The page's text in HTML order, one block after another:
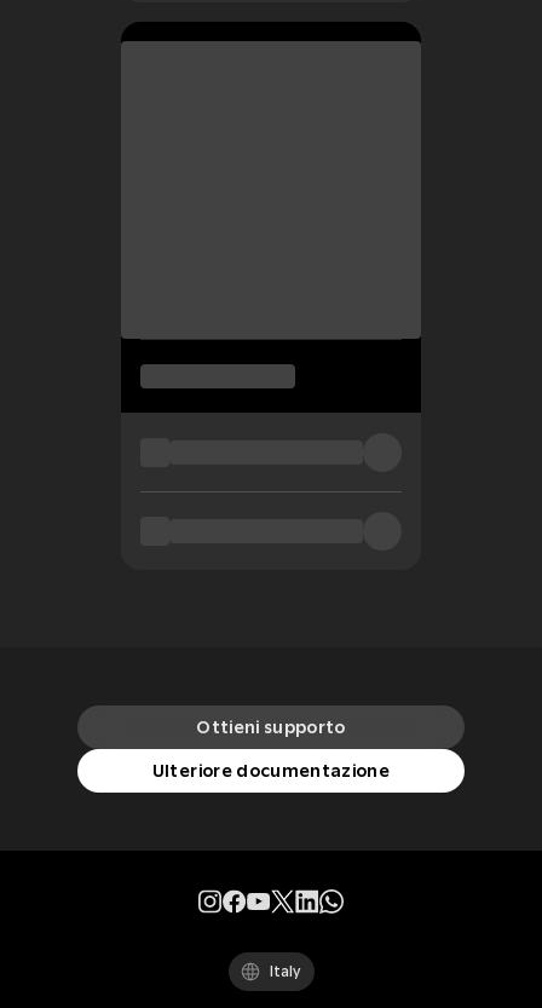
Ottieni supporto
Ulteriore documentazione
Italy